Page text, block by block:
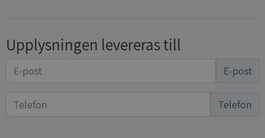
Upplysningen levereras till
E-post
Telefon